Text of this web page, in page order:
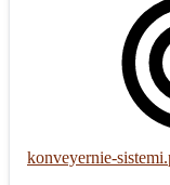
konveyernie-